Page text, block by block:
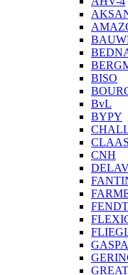
BISO
BvL
BYPY
CLAAS
CNH
FENDT